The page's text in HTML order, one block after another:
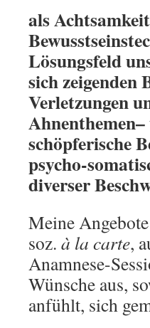
als
Lösungsfeld
sich
Verletzungen
schöpferische
psycho-
diverser
Meine
soz. à la carte,
Anamnese-
Wünsche aus,
anfühlt, sich